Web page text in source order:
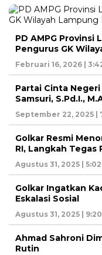
PD AMPG Provinsi
Pengurus GK
Februari 16, 2026 |
Partai Cinta
Samsuri, S.Pd.I.,
September 22, 2025 |
Golkar Resmi
RI, Langkah
Agustus 31, 2025 |
Golkar Ingatkan
Eskalasi Sosial
Agustus 31, 2025 |
Ahmad Sahroni
Rutin